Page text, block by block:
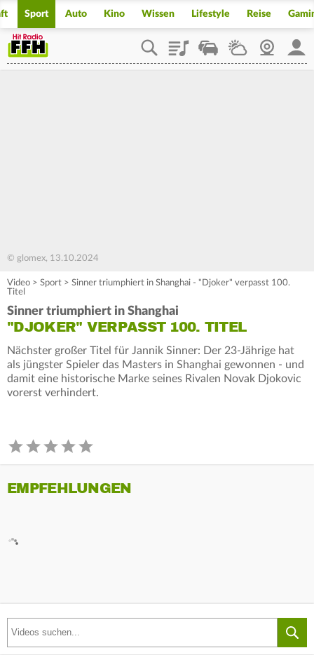
Sport Auto Kino Wissen Lifestyle Reise
PlaylistStaupilotWetterWebcam
© glomex, 13.10.2024
Video > Sport > Sinner triumphiert in Shanghai - "Djoker" verpasst 100.
Titel
Sinner triumphiert in Shanghai
"DJOKER" VERPASST 100. TITEL
Nächster großer Titel für Jannik Sinner: Der 23-Jährige hat
als jüngster Spieler das Masters in Shanghai gewonnen - und
damit eine historische Marke seines Rivalen Novak Djokovic
vorerst verhindert.
EMPFEHLUNGEN